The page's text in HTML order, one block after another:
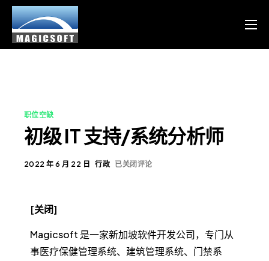
产品
资源
Chinese
English
职位空缺
初级 IT 支持/系统分析师
2022 年 6 月 22 日 行政 已关闭评论
[关闭]
Magicsoft 是一家新加坡软件开发公司，专门从
事医疗保健管理系统、建筑管理系统、门禁系